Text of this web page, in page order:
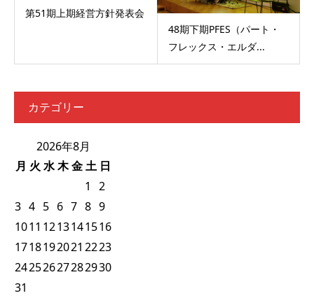
第51期上期経営方針発表会
48期下期PFES（パート・
フレックス・エルダ...
カテゴリー
2026年8月
月 火 水木金土 日
1
2
3 4 5 6 7 8 9
1011 1213141516
1718192021 2223
24252627282930
31